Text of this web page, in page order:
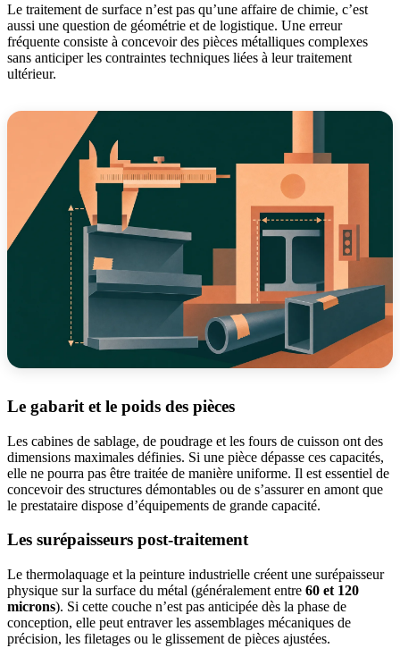
Le traitement de surface n’est pas qu’une affaire de chimie, c’est
aussi une question de géométrie et de logistique. Une erreur
fréquente consiste à concevoir des pièces métalliques complexes
sans anticiper les contraintes techniques liées à leur traitement
ultérieur.
Le gabarit et le poids des pièces
Les cabines de sablage, de poudrage et les fours de cuisson ont des
dimensions maximales définies. Si une pièce dépasse ces capacités,
elle ne pourra pas être traitée de manière uniforme. Il est essentiel de
concevoir des structures démontables ou de s’assurer en amont que
le prestataire dispose d’équipements de grande capacité.
Les surépaisseurs post-traitement
Le thermolaquage et la peinture industrielle créent une surépaisseur
physique sur la surface du métal (généralement entre 60 et 120
microns). Si cette couche n’est pas anticipée dès la phase de
conception, elle peut entraver les assemblages mécaniques de
précision, les filetages ou le glissement de pièces ajustées.